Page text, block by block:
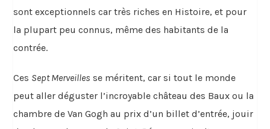
sont exceptionnels car très riches en Histoire, et pour
la plupart peu connus, même des habitants de la
contrée.
Ces Sept Merveilles se méritent, car si tout le monde
peut aller déguster l’incroyable château des Baux ou la
chambre de Van Gogh au prix d’un billet d’entrée, jouir